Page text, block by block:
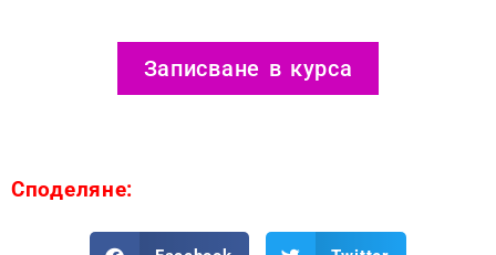
Записване в курса
Споделяне: